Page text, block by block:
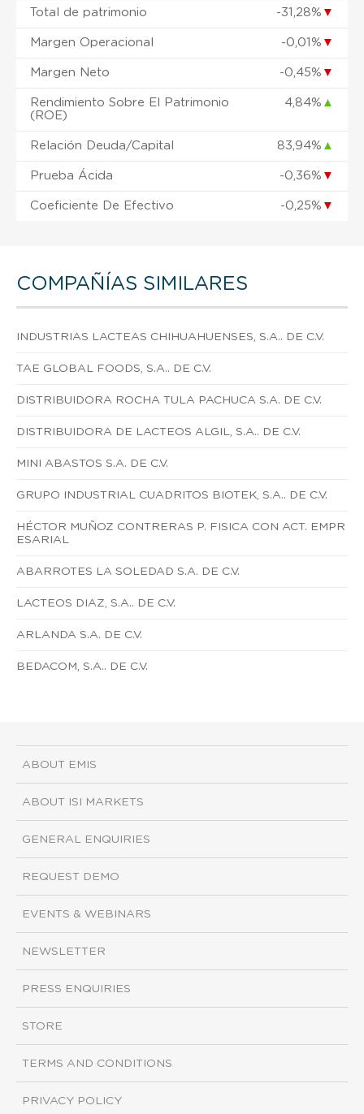
Total de patrimonio -31,28% ▼
Margen Operacional -0,01% ▼
Margen Neto -0,45% ▼
Rendimiento Sobre El Patrimonio
(ROE)
4,84% ▲
Relación Deuda/Capital 83,94% ▲
Prueba Ácida -0,36% ▼
Coeficiente De Efectivo -0,25% ▼
COMPAÑÍAS SIMILARES
INDUSTRIAS LACTEAS CHIHUAHUENSES, S.A.. DE C.V.
TAE GLOBAL FOODS, S.A.. DE C.V.
DISTRIBUIDORA ROCHA TULA PACHUCA S.A. DE C.V.
DISTRIBUIDORA DE LACTEOS ALGIL, S.A.. DE C.V.
MINI ABASTOS S.A. DE C.V.
GRUPO INDUSTRIAL CUADRITOS BIOTEK, S.A.. DE C.V.
HÉCTOR MUÑOZ CONTRERAS P. FISICA CON ACT. EMPR
ESARIAL
ABARROTES LA SOLEDAD S.A. DE C.V.
LACTEOS DIAZ, S.A.. DE C.V.
ARLANDA S.A. DE C.V.
BEDACOM, S.A.. DE C.V.
ABOUT EMIS
ABOUT ISI MARKETS
GENERAL ENQUIRIES
REQUEST DEMO
EVENTS & WEBINARS
NEWSLETTER
PRESS ENQUIRIES
STORE
TERMS AND CONDITIONS
PRIVACY POLICY